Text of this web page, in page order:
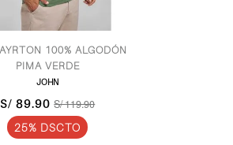
100% ALGODÓN
PIMA VERDE
JOHN
S/ 89.90 S/ 119.90
25% DSCTO